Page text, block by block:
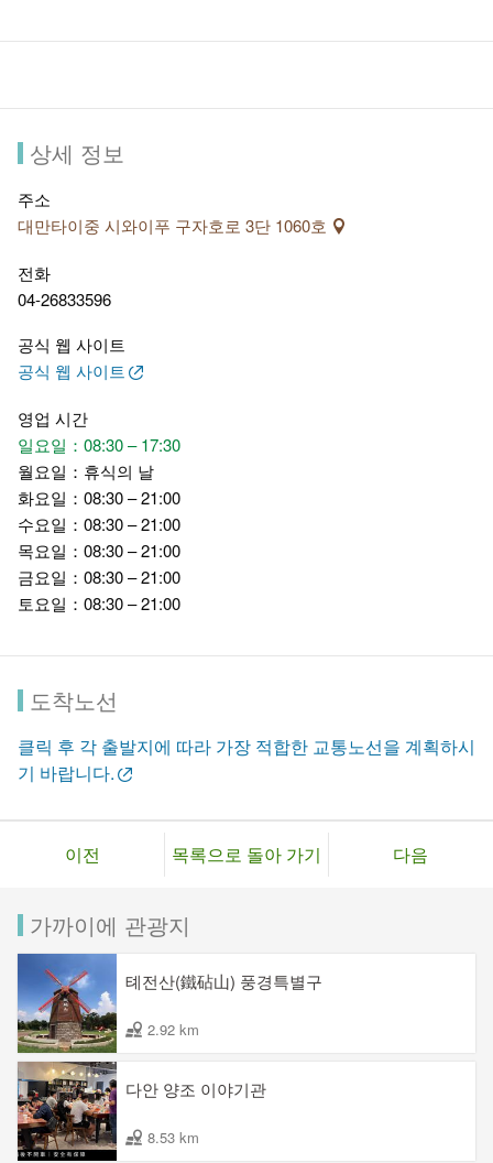
상세 정보
주소
대만타이중 시와이푸 구자호로 3단 1060호
전화
04-26833596
공식 웹 사이트
공식 웹 사이트
영업 시간
일요일：08:30 – 17:30
월요일：휴식의 날
화요일：08:30 – 21:00
수요일：08:30 – 21:00
목요일：08:30 – 21:00
금요일：08:30 – 21:00
토요일：08:30 – 21:00
도착노선
클릭 후 각 출발지에 따라 가장 적합한 교통노선을 계획하시
기 바랍니다.
이전 목록으로 돌아 가기 다음
가까이에 관광지
톄전산(鐵砧山) 풍경특별구
2.92 km
다안 양조 이야기관
8.53 km